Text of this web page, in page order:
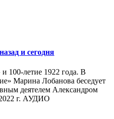
и сегодня
и 100-летие 1922 года. В
Марина Лобанова беседует
деятелем Александром
г. АУДИО